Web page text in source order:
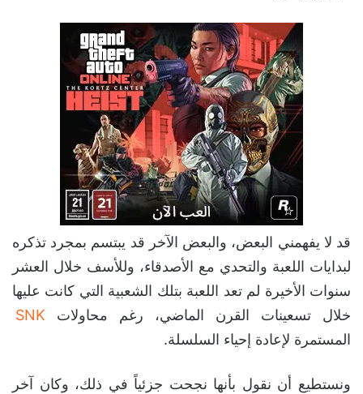
قد لا يفهمني البعض، والبعض الآخر قد يبتسم بمجرد تذكره
لبدايات اللعبة والتحدي مع الأصدقاء، وللأسف خلال العشر
سنوات الأخيرة لم تعد اللعبة بتلك الشعبية التي كانت عليها
خلال تسعينات القرن الماضي، رغم محاولات SNK
المستمرة لإعادة إحياء السلسلة.
ونستطيع أن نقول بأنها نجحت جزئياً في ذلك، وكان آخر